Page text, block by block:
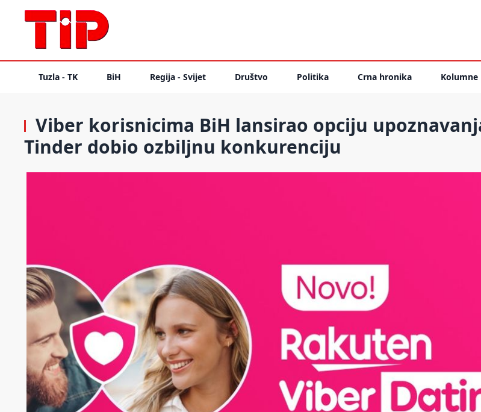
Tuzla - TK BiH Regija - Svijet Društvo Politika Crna hronika Kolumne
Viber korisnicima BiH lansirao opciju
Tinder dobio ozbiljnu konkurenciju